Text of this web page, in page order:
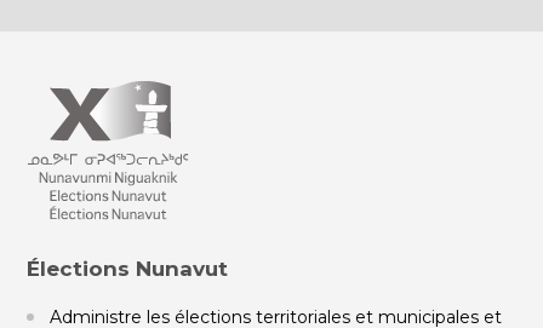
Élections Nunavut
Administre les élections territoriales et municipales et